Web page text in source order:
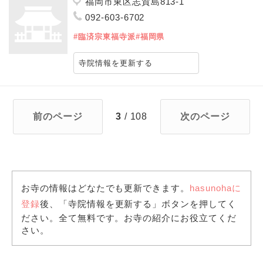
092-603-6702
#臨済宗東福寺派#福岡県
寺院情報を更新する
前のページ 3 / 108 次のページ
お寺の情報はどなたでも更新できます。 hasunohaに
登録後、「寺院情報を更新する」ボタンを押してく
ださい。全て無料です。お寺の紹介にお役立てくだ
さい。